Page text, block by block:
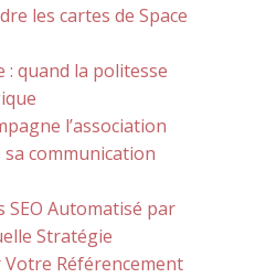
les cartes de Space
: quand la politesse
l’association
communication
SEO Automatisé par
Stratégie
Référencement